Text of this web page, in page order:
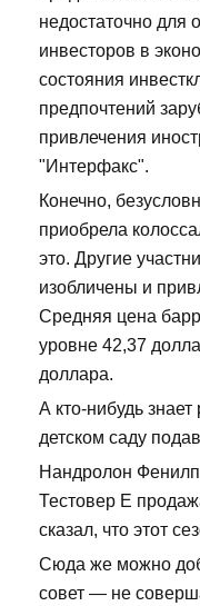
недостаточно для
инвесторов в
состояния
предпочтений
привлечения
"Интерфакс".
Конечно,
приобрела
это. Другие
изобличены и
Средняя цена
уровне 42,37
доллара.
А кто-нибудь
детском саду
Нандролон
Тестовер Е
сказал, что этот
Сюда же можно
совет — не